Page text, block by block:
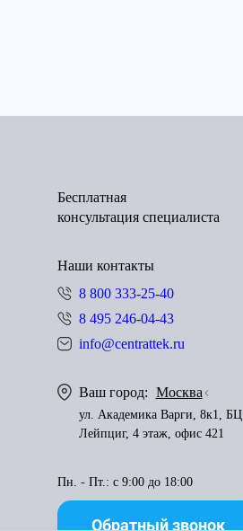
Бесплатная
консультация специалиста
Наши контакты
8 800 333-25-40
8 495 246-04-43
info@centrattek.ru
Ваш город: Москва
ул. Академика Варги, 8к1, БЦ
Лейпциг, 4 этаж, офис 421
Пн. - Пт.: с 9:00 до 18:00
Обратный звонок